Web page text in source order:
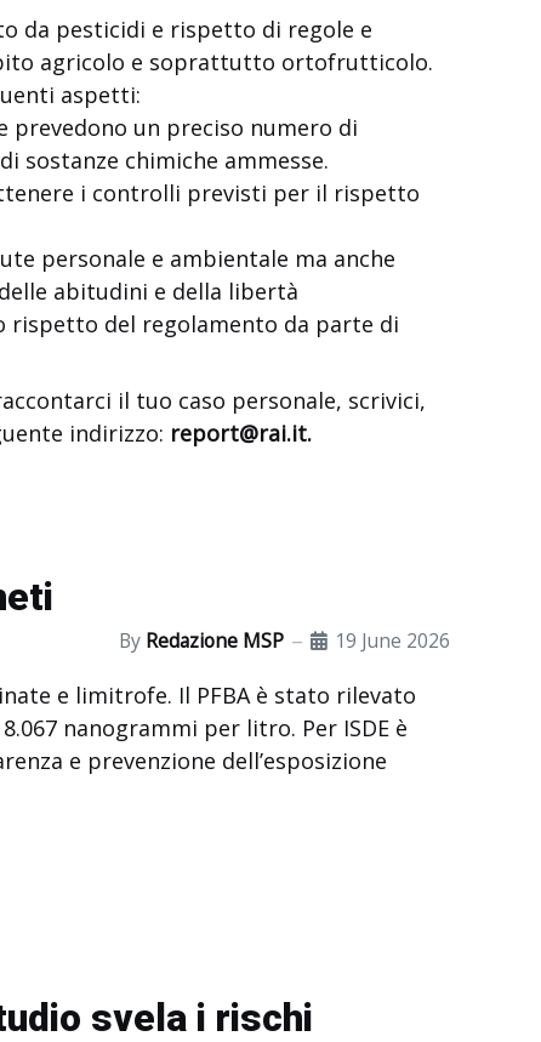
da pesticidi e rispetto di regole e
agricolo e soprattutto ortofrutticolo.
aspetti:
prevedono un preciso numero di
sostanze chimiche ammesse.
i controlli previsti per il rispetto
personale e ambientale ma anche
abitudini e della libertà
rispetto del regolamento da parte di
il tuo caso personale, scrivici,
indirizzo: report@rai.it.
By Redazione MSP 19 June 2026
e limitrofe. Il PFBA è stato rilevato
nanogrammi per litro. Per ISDE è
e prevenzione dell’esposizione
svela i rischi